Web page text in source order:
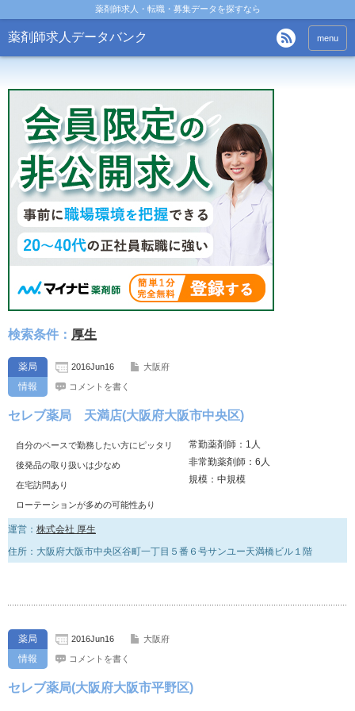
薬剤師求人・転職・募集データを探すなら
薬剤師求人データバンク menu
検索条件： 厚生
薬局
情報
2016Jun16 大阪府
コメントを書く
セレブ薬局 天満店(大阪府大阪市中央区)
自分のペースで勤務したい方にピッタリ
後発品の取り扱いは少なめ
在宅訪問あり
ローテーションが多めの可能性あり
常勤薬剤師：1人
非常勤薬剤師：6人
規模：中規模
運営： 株式会社 厚生
住所：大阪府大阪市中央区谷町一丁目５番６号サンユー天満橋ビル１階
薬局
情報
2016Jun16 大阪府
コメントを書く
セレブ薬局(大阪府大阪市平野区)